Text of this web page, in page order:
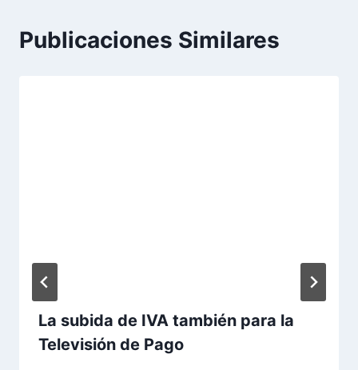
Publicaciones Similares
La subida de IVA también para la
Televisión de Pago